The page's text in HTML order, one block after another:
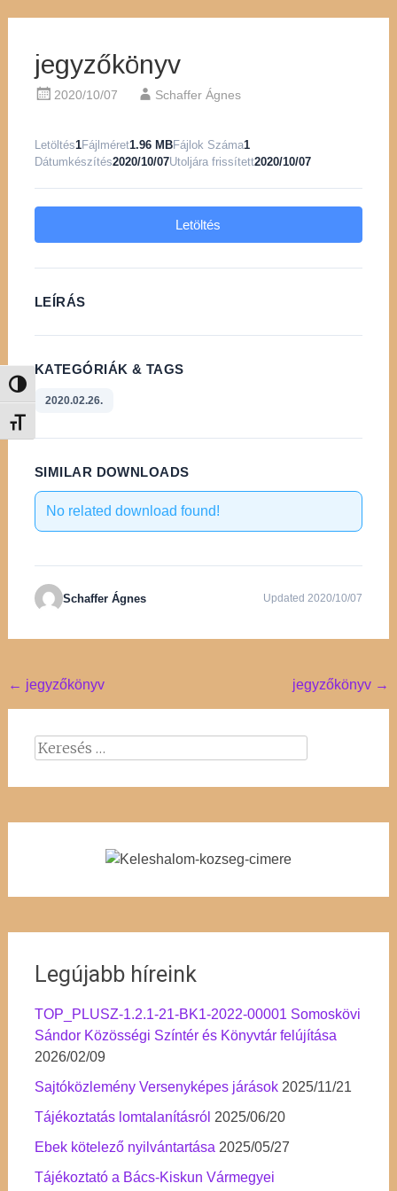
Nagy kontraszt váltása
Betűméret váltása
jegyzőkönyv
2020/10/07 Schaffer Ágnes
Letöltés1Fájlméret1.96 MBFájlok Száma1
Dátumkészítés2020/10/07Utoljára frissített2020/10/07
Letöltés
LEÍRÁS
KATEGÓRIÁK & TAGS
2020.02.26.
SIMILAR DOWNLOADS
No related download found!
Schaffer Ágnes Updated 2020/10/07
Post
navigation
← jegyzőkönyv jegyzőkönyv →
Keresés:
Legújabb híreink
TOP_PLUSZ-1.2.1-21-BK1-2022-00001 Somoskövi
Sándor Közösségi Színtér és Könyvtár felújítása
2026/02/09
Sajtóközlemény Versenyképes járások 2025/11/21
Tájékoztatás lomtalanításról 2025/06/20
Ebek kötelező nyilvántartása 2025/05/27
Tájékoztató a Bács-Kiskun Vármegyei